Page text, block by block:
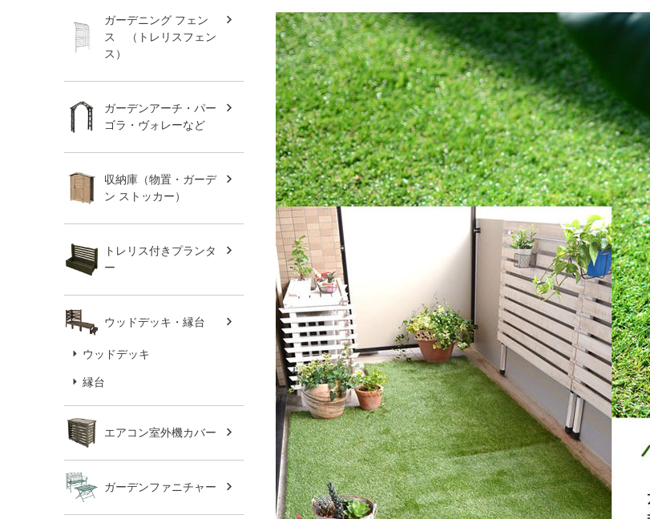
ガーデニング フェン
ス （トレリスフェン
ス）
ガーデンアーチ・パー
ゴラ・ヴォレーなど
収納庫（物置・ガーデ
ン ストッカー）
トレリス付きプランタ
ー
ウッドデッキ・縁台
ウッドデッキ
縁台
エアコン室外機カバー
ガーデンファニチャー